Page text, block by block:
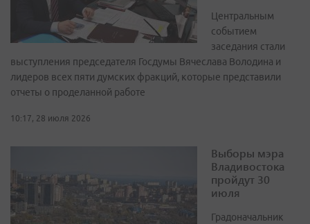
Центральным
событием
заседания стали
выступления председателя Госдумы Вячеслава Володина и
лидеров всех пяти думских фракций, которые представили
отчеты о проделанной работе
10:17, 28 июля 2026
Выборы мэра
Владивостока
пройдут 30
июля
Градоначальник